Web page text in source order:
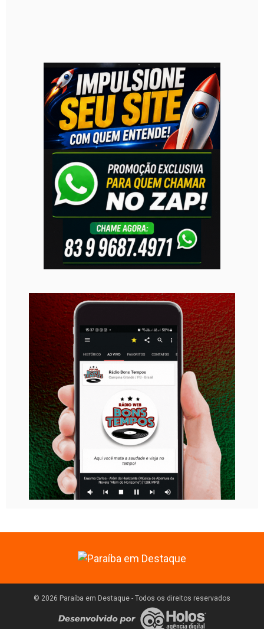
© 2026 Paraíba em Destaque - Todos os direitos reservados